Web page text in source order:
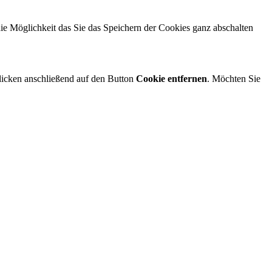
Möglichkeit das Sie das Speichern der Cookies ganz abschalten
anschließend auf den Button Cookie entfernen. Möchten Sie